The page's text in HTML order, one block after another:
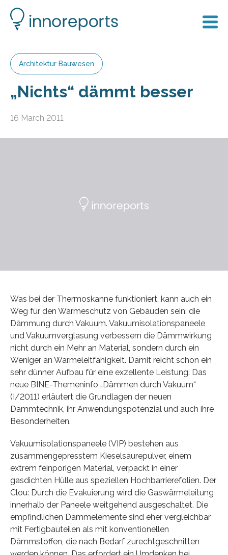
Architektur Bauwesen
„Nichts“ dämmt besser
16 March 2011
Was bei der Thermoskanne funktioniert, kann auch ein
Weg für den Wärmeschutz von Gebäuden sein: die
Dämmung durch Vakuum. Vakuumisolationspaneele
und Vakuumverglasung verbessern die Dämmwirkung
nicht durch ein Mehr an Material, sondern durch ein
Weniger an Wärmeleitfähigkeit. Damit reicht schon ein
sehr dünner Aufbau für eine exzellente Leistung. Das
neue BINE-Themeninfo „Dämmen durch Vakuum“
(I/2011) erläutert die Grundlagen der neuen
Dämmtechnik, ihr Anwendungspotenzial und auch ihre
Besonderheiten.
Vakuumisolationspaneele (VIP) bestehen aus
zusammengepresstem Kieselsäurepulver, einem
extrem feinporigen Material, verpackt in einer
gasdichten Hülle aus speziellen Hochbarrierefolien. Der
Clou: Durch die Evakuierung wird die Gaswärmeleitung
innerhalb der Paneele weitgehend ausgeschaltet. Die
empfindlichen Dämmelemente sind eher vergleichbar
mit Fertigbauteilen als mit konventionellen
Dämmstoffen, die nach Bedarf zurechtgeschnitten